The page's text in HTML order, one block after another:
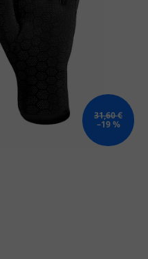
31,60 €
–19 %